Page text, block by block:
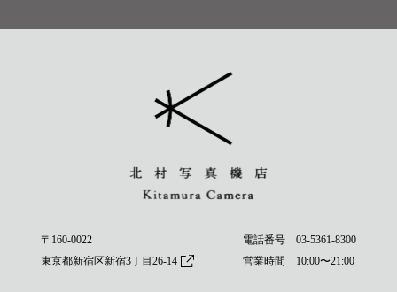
〒160-0022
東京都新宿区新宿3丁目26-14
電話番号 03-5361-8300
営業時間 10:00〜21:00